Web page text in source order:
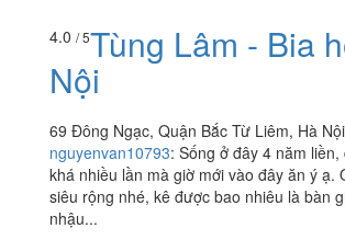
4.0 / 5Tùng Lâm - Bia
Nội
69 Đông Ngạc, Quận Bắc Từ Liêm, Hà Nội
nguyenvan10793: Sống ở đây 4 năm liền,
khá nhiều lần mà giờ mới vào đây ăn ý ạ.
siêu rộng nhé, kê được bao nhiêu là bàn
nhậu...